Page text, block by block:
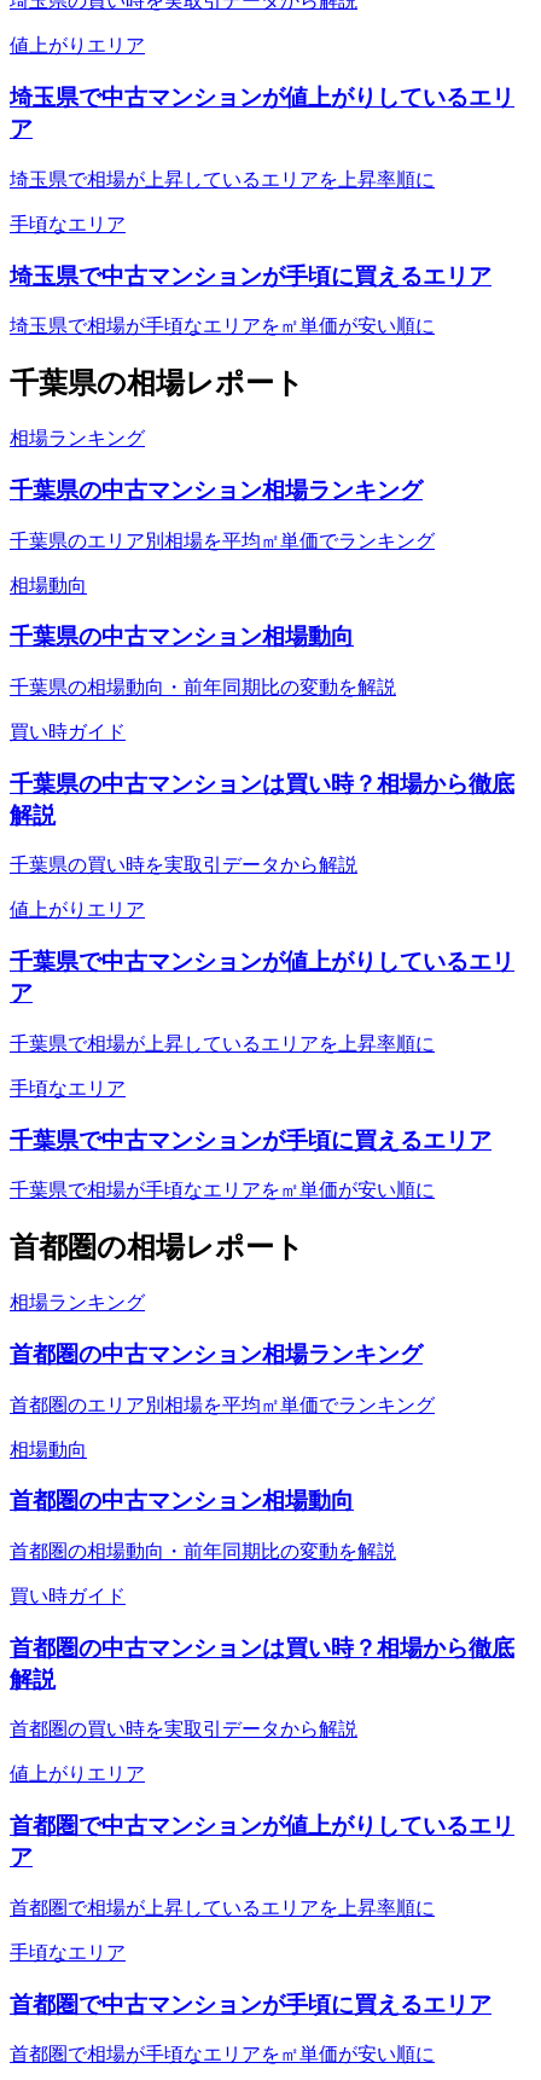
値上がりエリア
埼玉県で中古マンションが値上がりしているエリ
ア
埼玉県で相場が上昇しているエリアを上昇率順に
手頃なエリア
埼玉県で中古マンションが手頃に買えるエリア
埼玉県で相場が手頃なエリアを㎡単価が安い順に
千葉県の相場レポート
相場ランキング
千葉県の中古マンション相場ランキング
千葉県のエリア別相場を平均㎡単価でランキング
相場動向
千葉県の中古マンション相場動向
千葉県の相場動向・前年同期比の変動を解説
買い時ガイド
千葉県の中古マンションは買い時？相場から徹底
解説
千葉県の買い時を実取引データから解説
値上がりエリア
千葉県で中古マンションが値上がりしているエリ
ア
千葉県で相場が上昇しているエリアを上昇率順に
手頃なエリア
千葉県で中古マンションが手頃に買えるエリア
千葉県で相場が手頃なエリアを㎡単価が安い順に
首都圏の相場レポート
相場ランキング
首都圏の中古マンション相場ランキング
首都圏のエリア別相場を平均㎡単価でランキング
相場動向
首都圏の中古マンション相場動向
首都圏の相場動向・前年同期比の変動を解説
買い時ガイド
首都圏の中古マンションは買い時？相場から徹底
解説
首都圏の買い時を実取引データから解説
値上がりエリア
首都圏で中古マンションが値上がりしているエリ
ア
首都圏で相場が上昇しているエリアを上昇率順に
手頃なエリア
首都圏で中古マンションが手頃に買えるエリア
首都圏で相場が手頃なエリアを㎡単価が安い順に